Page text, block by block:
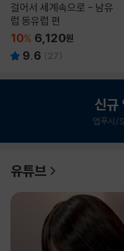
걸어서 세계속으로 - 남유
럽 동유럽 편
10% 6,120원
9.6 ( 27)
신규
앱푸시/
유튜브